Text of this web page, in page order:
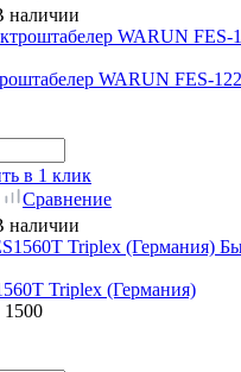
наличии
WARUN FES-
в 1 клик
Сравнение
наличии
Triplex (Германия)
1500